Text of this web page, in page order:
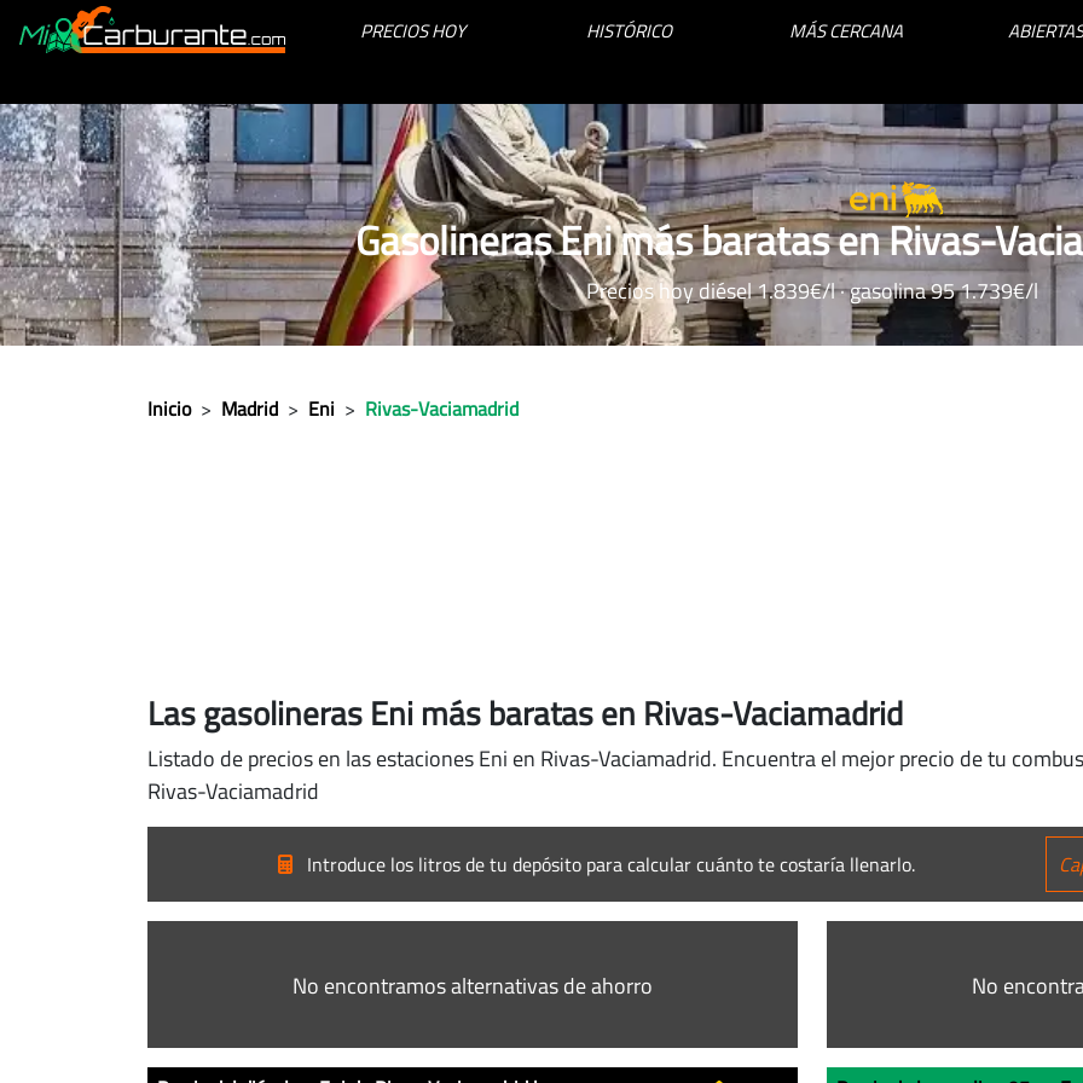
PRECIOS HOY HISTÓRICO MÁS CERCANA
Gasolineras Eni más baratas en Rivas-
Precios hoy diésel 1.839€/l · gasolina 95 1.739€/l
Inicio > Madrid > Eni > Rivas-Vaciamadrid
Las gasolineras Eni más baratas en Rivas-Vaciamadrid
Listado de precios en las estaciones Eni en Rivas-Vaciamadrid. Encuentra el mejor precio de tu
Rivas-Vaciamadrid
Introduce los litros de tu depósito para calcular cuánto te costaría llenarlo.
No encontramos alternativas de ahorro No